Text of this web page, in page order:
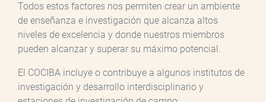
Todos estos factores nos permiten crear un ambiente
de enseñanza e investigación que alcanza altos
niveles de excelencia y donde nuestros miembros
pueden alcanzar y superar su máximo potencial.
El COCIBA incluye o contribuye a algunos institutos de
investigación y desarrollo interdisciplinario y